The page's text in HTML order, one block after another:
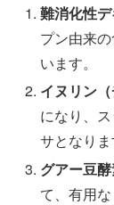
難消化性
プン由来
います。
イヌリン（
になり、
サとなりま
グアー豆
て、有用